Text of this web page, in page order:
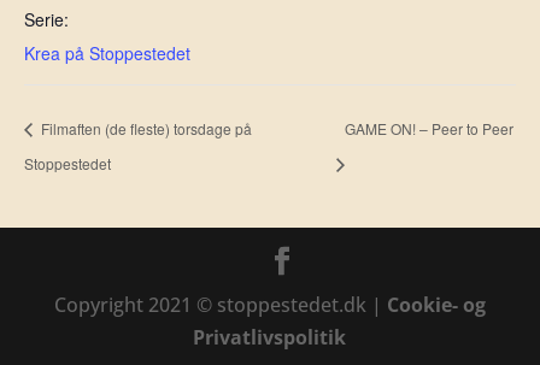
Serie:
Krea på Stoppestedet
Filmaften (de fleste) torsdage på
Stoppestedet
GAME ON! – Peer to Peer
Copyright 2021 © stoppestedet.dk | Cookie- og
Privatlivspolitik